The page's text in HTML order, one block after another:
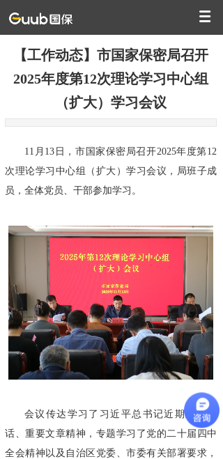
【工作动态】市国家保密局召开
2025年度第12次理论学习中心组
（扩大）学习会议
11月13日，市国家保密局召开2025年度第12
次理论学习中心组（扩大）学习会议，局班子成
员，全体党员、干部参加学习。
会议传达学习了习近平总书记近期重要讲
话、重要文章精神，专题学习了党的二十届四中
全会精神以及自治区党委、市委有关部署要求，